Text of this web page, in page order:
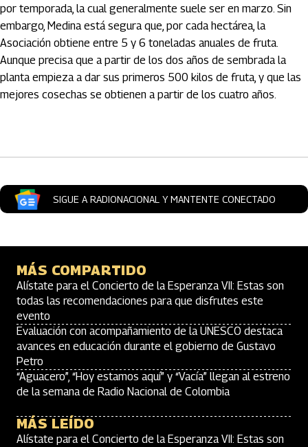
por temporada, la cual generalmente suele ser en marzo. Sin
embargo, Medina está segura que, por cada hectárea, la
Asociación obtiene entre 5 y 6 toneladas anuales de fruta.
Aunque precisa que a partir de los dos años de sembrada la
planta empieza a dar sus primeros 500 kilos de fruta, y que las
mejores cosechas se obtienen a partir de los cuatro años.
SIGUE A RADIONACIONAL Y MANTENTE CONECTADO
MÁS COMPARTIDO
Alístate para el Concierto de la Esperanza VII: Estas son
todas las recomendaciones para que disfrutes este
evento
Evaluación con acompañamiento de la UNESCO destaca
avances en educación durante el gobierno de Gustavo
Petro
“Aguacero”, “Hoy estamos aquí” y “Vacía” llegan al estreno
de la semana de Radio Nacional de Colombia
MÁS LEÍDO
Alístate para el Concierto de la Esperanza VII: Estas son